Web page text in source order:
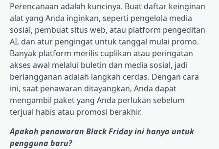
Perencanaan adalah kuncinya. Buat daftar keinginan
alat yang Anda inginkan, seperti pengelola media
sosial, pembuat situs web, atau platform pengeditan
AI, dan atur pengingat untuk tanggal mulai promo.
Banyak platform merilis cuplikan atau peringatan
akses awal melalui buletin dan media sosial, jadi
berlangganan adalah langkah cerdas. Dengan cara
ini, saat penawaran ditayangkan, Anda dapat
mengambil paket yang Anda perlukan sebelum
terjual habis atau promosi berakhir.
Apakah penawaran Black Friday ini hanya untuk
pengguna baru?